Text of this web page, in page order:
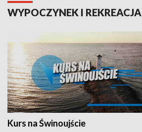
WYPOCZYNEK I REKREACJA
Kurs na Świnoujście